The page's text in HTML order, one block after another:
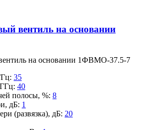
вентиль на основании
на основании 1ФВМO-37.5-7
: 35
: 40
полосы, %: 8
дБ: 1
(развязка), дБ: 20